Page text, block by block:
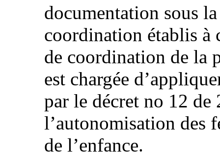
documentation sous
coordination établis à
de coordination de la
est chargée
par le décret no 12
l’autonomisation des
de l’enfance.